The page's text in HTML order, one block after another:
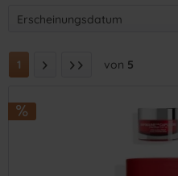
1 von 5